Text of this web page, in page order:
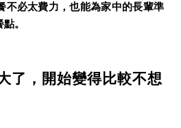
不必太費力，也能為家中的長輩準
。
了，開始變得比較不想